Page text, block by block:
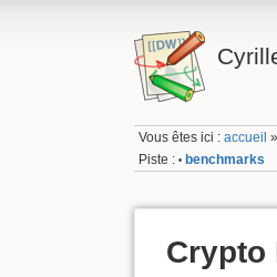
Vous êtes ici :accueil
Piste : • benchmarks
Crypto